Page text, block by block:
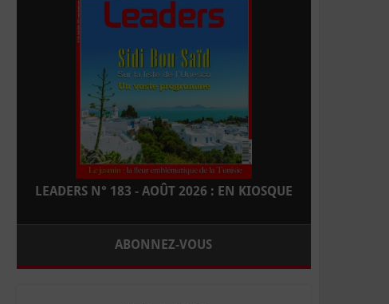
LEADERS N° 183 - AOÛT 2026 : EN KIOSQUE
ABONNEZ-VOUS